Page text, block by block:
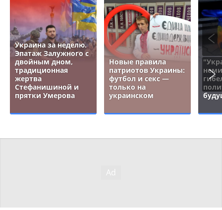
Украина за неделю.
Эпатаж Залужного с
двойным дном,
традиционная
жертва
Стефанишиной и
прятки Умерова
Новые правила
патриотов Украины:
футбол и секс —
только на
украинском